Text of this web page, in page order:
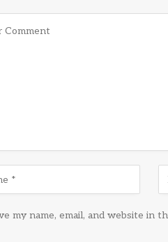
my name, email, and website in